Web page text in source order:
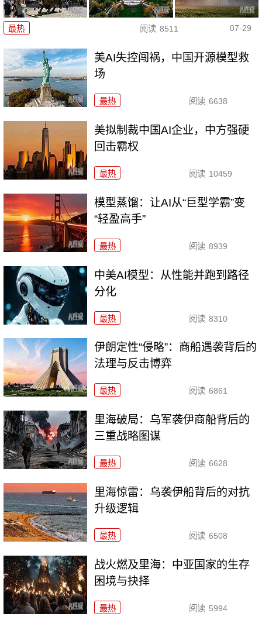
最热 阅读 8511 07-29
美AI失控闯祸，中国开源模型救
场
最热 阅读 6638
美拟制裁中国AI企业，中方强硬
回击霸权
最热 阅读 10459
模型蒸馏：让AI从“巨型学霸”变
“轻盈高手”
最热 阅读 8939
中美AI模型：从性能并跑到路径
分化
最热 阅读 8310
伊朗定性“侵略”：商船遇袭背后的
法理与反击博弈
最热 阅读 6861
里海破局：乌军袭伊商船背后的
三重战略图谋
最热 阅读 6628
里海惊雷：乌袭伊船背后的对抗
升级逻辑
最热 阅读 6508
战火燃及里海：中亚国家的生存
困境与抉择
最热 阅读 5994